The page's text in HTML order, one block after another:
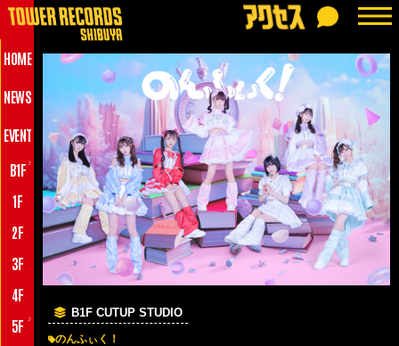
HOME
NEWS
EVENT
B1F ♪
1F
2F
3F
4F
5F
♪ B1F CUTUP STUDIO
のんふぃく！